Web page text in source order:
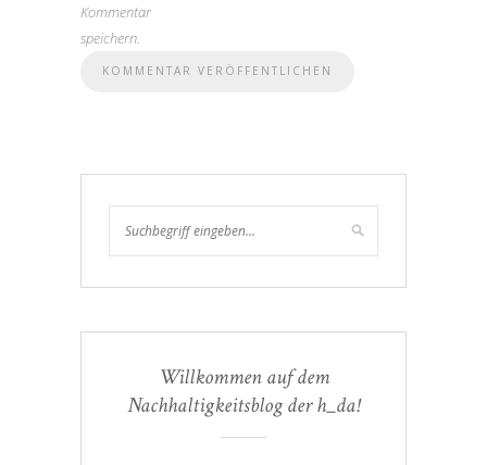
Kommentar
speichern.
Willkommen auf dem
Nachhaltigkeitsblog der h_da!